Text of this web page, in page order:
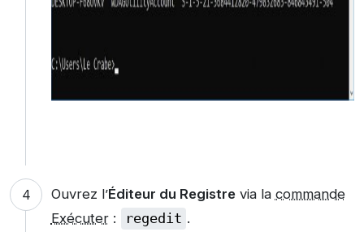
Ouvrez l’Éditeur du Registrevia la commande
Exécuter: regedit .